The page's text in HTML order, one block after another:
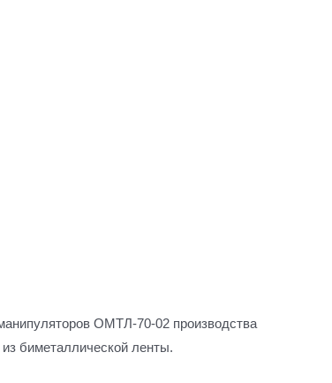
ОМТЛ-70-02 производства
биметаллической ленты.